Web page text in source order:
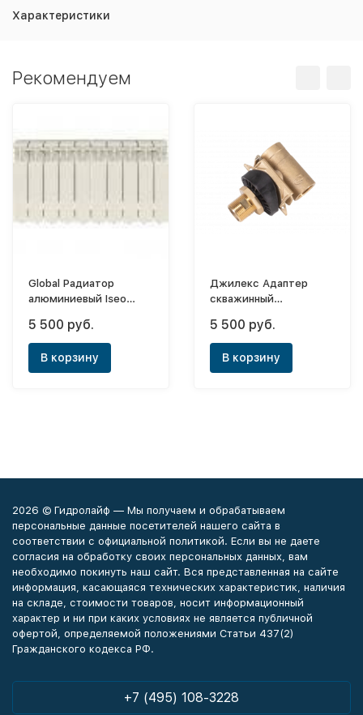
Характеристики
Рекомендуем
Global Радиатор
алюминиевый Iseo
5 500 руб.
В корзину
Джилекс Адаптер
скважинный
5 500 руб.
В корзину
2026 © Гидролайф — Мы получаем и обрабатываем
персональные данные посетителей нашего сайта в
соответствии с официальной политикой. Если вы не даете
согласия на обработку своих персональных данных, вам
необходимо покинуть наш сайт. Вся представленная на сайте
информация, касающаяся технических характеристик, наличия
на складе, стоимости товаров, носит информационный
характер и ни при каких условиях не является публичной
офертой, определяемой положениями Статьи 437(2)
Гражданского кодекса РФ.
+7 (495) 108-3228